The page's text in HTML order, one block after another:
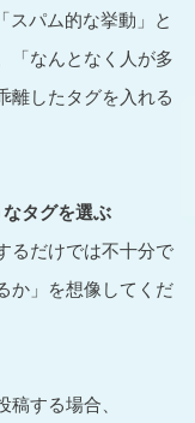
スパム的な挙動」と
「なんとなく人が多
離したタグを入れる
なタグを選ぶ
るだけでは不十分で
か」を想像してくだ
する場合、